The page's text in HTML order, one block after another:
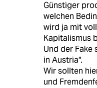
Günstiger
welchen
wird ja mit
Kapitalismus
Und der Fake
in Austria".
Wir sollten
und